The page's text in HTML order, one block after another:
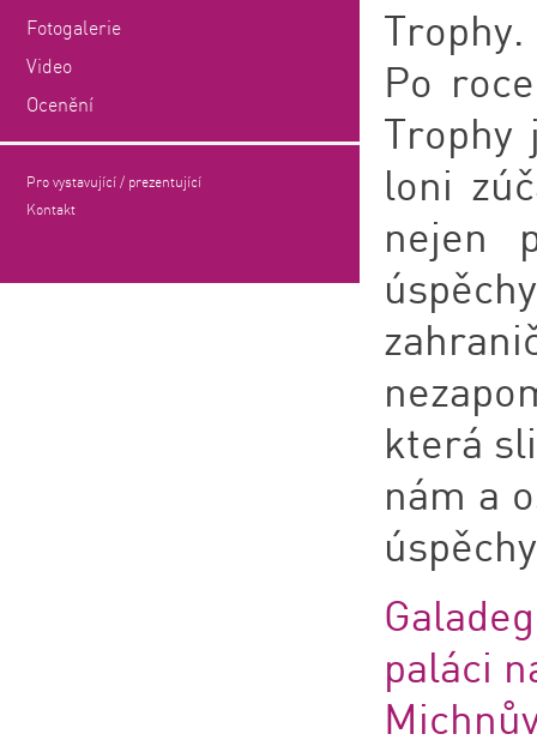
Fotogalerie
Video
Ocenění
Pro vystavující / prezentující
Kontakt
Trophy.
Po
Trophy
loni
nejen
která
nám a
paláci